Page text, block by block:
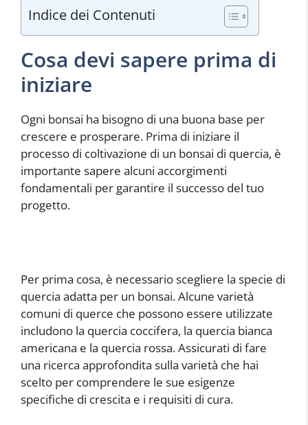
Indice dei Contenuti
Cosa devi sapere prima di
iniziare
Ogni bonsai ha bisogno di una buona base per
crescere e prosperare. Prima di iniziare il
processo di coltivazione di un bonsai di quercia, è
importante sapere alcuni accorgimenti
fondamentali per garantire il successo del tuo
progetto.
Per prima cosa, è necessario scegliere la specie di
quercia adatta per un bonsai. Alcune varietà
comuni di querce che possono essere utilizzate
includono la quercia coccifera, la quercia bianca
americana e la quercia rossa. Assicurati di fare
una ricerca approfondita sulla varietà che hai
scelto per comprendere le sue esigenze
specifiche di crescita e i requisiti di cura.